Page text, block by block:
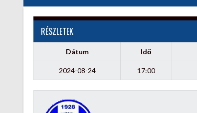
RÉSZLETEK
Dátum Idő
2024-08-24 17:00